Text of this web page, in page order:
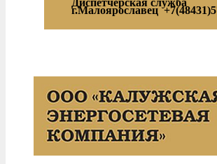
Диспетчерская служба
г.Малоярославец